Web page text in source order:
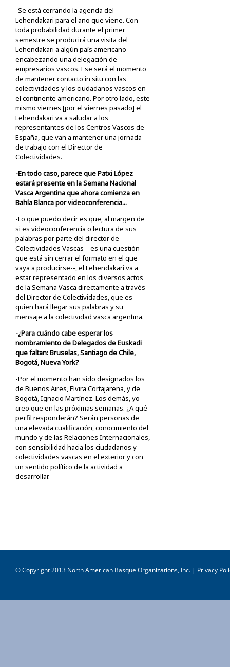
-Se está cerrando la agenda del
Lehendakari para el año que viene. Con
toda probabilidad durante el primer
semestre se producirá una visita del
Lehendakari a algún país americano
encabezando una delegación de
empresarios vascos. Ese será el momento
de mantener contacto in situ con las
colectividades y los ciudadanos vascos en
el continente americano. Por otro lado, este
mismo viernes [por el viernes pasado] el
Lehendakari va a saludar a los
representantes de los Centros Vascos de
España, que van a mantener una jornada
de trabajo con el Director de
Colectividades.
-En todo caso, parece que Patxi López
estará presente en la Semana Nacional
Vasca Argentina que ahora comienza en
Bahía Blanca por videoconferencia...
-Lo que puedo decir es que, al margen de
si es videoconferencia o lectura de sus
palabras por parte del director de
Colectividades Vascas --es una cuestión
que está sin cerrar el formato en el que
vaya a producirse--, el Lehendakari va a
estar representado en los diversos actos
de la Semana Vasca directamente a través
del Director de Colectividades, que es
quien hará llegar sus palabras y su
mensaje a la colectividad vasca argentina.
-¿Para cuándo cabe esperar los
nombramiento de Delegados de Euskadi
que faltan: Bruselas, Santiago de Chile,
Bogotá, Nueva York?
-Por el momento han sido designados los
de Buenos Aires, Elvira Cortajarena, y de
Bogotá, Ignacio Martínez. Los demás, yo
creo que en las próximas semanas. ¿A qué
perfil responderán? Serán personas de
una elevada cualificación, conocimiento del
mundo y de las Relaciones Internacionales,
con sensibilidad hacia los ciudadanos y
colectividades vascas en el exterior y con
un sentido político de la actividad a
desarrollar.
© Copyright 2013 North American Basque Organizations, Inc. | Privacy